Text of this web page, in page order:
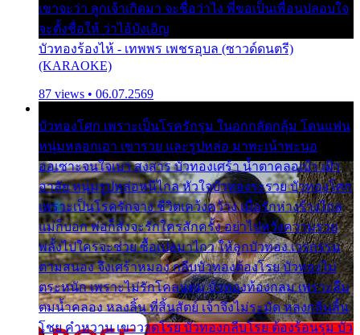
เขาจะว่า ลูกเจ้าเกิดมา จะชื่อว่าไง พี่ขอเป็นเพื่อนปลอบใจ
จะตั้งชื่อให้ ว่าไอ้บังเอิญ
บัวทองร้องไห้ - เทพพร เพชรอุบล (ซาวด์ดนตรี)
(KARAOKE)
87 views • 06.07.2569
บัวทองโศก เพราะเป็นโรครักรุม ในอกกลัดกลุ้ม โดนแฟน
หนุ่มหลอกเอา เขารวย และรูปหล่อ มาพะเน้าพะนอ
ออเซาะจนใจเบา สงสาร บัวทองเศร้า น้ำตาคลอเบ้า เฝ้า
อาลัย หนุ่มรูปหล่อหนีไกล หัวใจบัวทองระรวย บัวทองโศก
เพราะเป็นโรครักจาง ชีวิตเคว้งคว้าง เมื่อรักห่างร้างไกล
แม่ก็บอก พ่อก็สั่งจะรักใครสักครั้ง อย่าไปหวังความรวย
พลั้งไปใครจะช่วย ซื้อเปลมาไกว ให้ลูกบัวทอง เวรกรรม
ตามสนอง จึงเศร้าหมอง กลีบบัวทองต้องโรย บัวทองไม่
ตระหนัก เพราะไม่รักโคลนตม บัวทองท้องกลม เพราะลืม
ตมน้ำคลอง หลงลิ้น ที่สิ้นสัตย์ เจ้าจึงไม่ระมัด หลงกลิ่นลิ้น
โชย คำหวาน เขาวาดโรย บัวทองกลีบโรย ต้องร้อนรุม บัว